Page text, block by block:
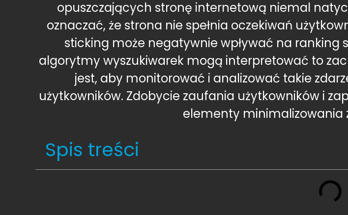
opuszczających stronę internetową niemal
oznaczać, że strona nie spełnia oczekiwań
sticking może negatywnie wpływać na ranking
algorytmy wyszukiwarek mogą interpretować to
jest, aby monitorować i analizować takie
użytkowników. Zdobycie zaufania użytkowników i
elementy minimalizowania
Spis treści